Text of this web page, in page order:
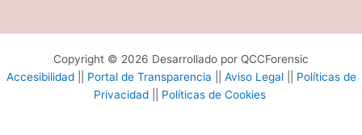
Copyright © 2026 Desarrollado por QCCForensic
Accesibilidad|| Portal de Transparencia Aviso Legal|| Políticas de
Privacidad|| Políticas de Cookies